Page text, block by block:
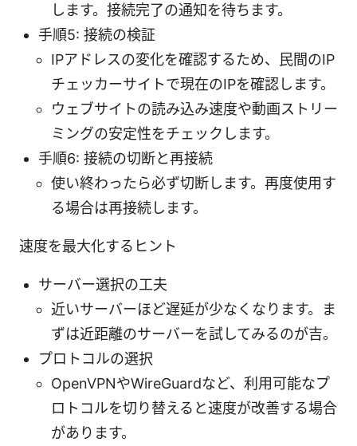
します。接続完了の通知を待ちます。
手順5: 接続の検証
IPアドレスの変化を確認するため、民間のIP
チェッカーサイトで現在のIPを確認します。
ウェブサイトの読み込み速度や動画ストリー
ミングの安定性をチェックします。
手順6: 接続の切断と再接続
使い終わったら必ず切断します。再度使用す
る場合は再接続します。
速度を最大化するヒント
サーバー選択の工夫
近いサーバーほど遅延が少なくなります。ま
ずは近距離のサーバーを試してみるのが吉。
プロトコルの選択
OpenVPNやWireGuardなど、利用可能なプ
ロトコルを切り替えると速度が改善する場合
があります。